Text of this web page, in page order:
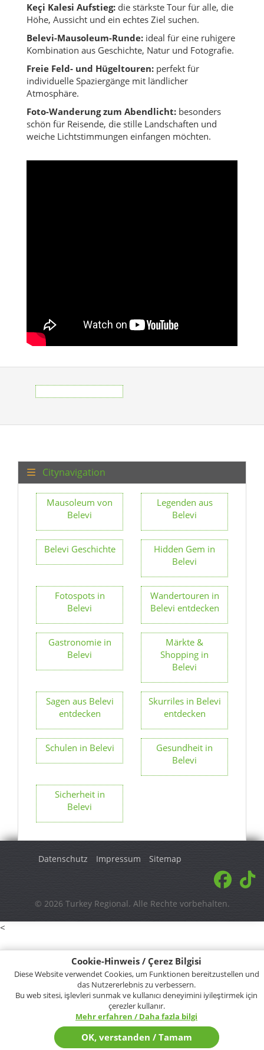
Cookie-Hinweis / Çerez Bilgisi
Diese Website verwendet Cookies, um Funktionen bereitzustellen und
das Nutzererlebnis zu verbessern.
Bu web sitesi, işlevleri sunmak ve kullanıcı deneyimini iyileştirmek için
çerezler kullanır.
Mehr erfahren / Daha fazla bilgi
OK, verstanden / Tamam
Keçi Kalesi Aufstieg: die stärkste Tour für alle, die
Höhe, Aussicht und ein echtes Ziel suchen.
Belevi-Mausoleum-Runde: ideal für eine ruhigere
Kombination aus Geschichte, Natur und Fotografie.
Freie Feld- und Hügeltouren: perfekt für
individuelle Spaziergänge mit ländlicher
Atmosphäre.
Foto-Wanderung zum Abendlicht: besonders
schön für Reisende, die stille Landschaften und
weiche Lichtstimmungen einfangen möchten.
Citynavigation
Mausoleum von
Belevi
Legenden aus
Belevi
Belevi Geschichte
Hidden Gem in
Belevi
Fotospots in
Belevi
Wandertouren in
Belevi entdecken
Gastronomie in
Belevi
Märkte &
Shopping in
Belevi
Sagen aus Belevi
entdecken
Skurriles in Belevi
entdecken
Schulen in Belevi
Gesundheit in
Belevi
Sicherheit in
Belevi
Datenschutz Impressum Sitemap
© 2026 Turkey Regional. Alle Rechte vorbehalten.
<